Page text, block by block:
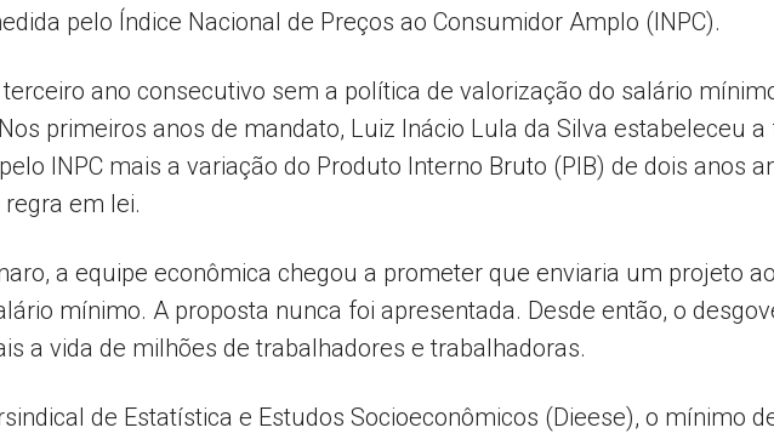
AL
pelo Índice Nacional de Preços ao Consumidor Amplo (INPC).
ano consecutivo sem a política de valorização do salário
primeiros anos de mandato, Luiz Inácio Lula da Silva estabeleceu
INPC mais a variação do Produto Interno Bruto (PIB) de dois anos
em lei.
a equipe econômica chegou a prometer que enviaria um projeto
mínimo. A proposta nunca foi apresentada. Desde então, o
a vida de milhões de trabalhadores e trabalhadoras.
de Estatística e Estudos Socioeconômicos (Dieese), o mínimo